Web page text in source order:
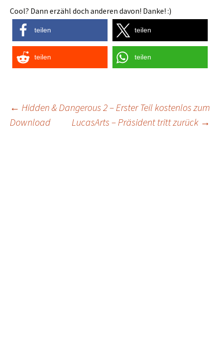
Cool? Dann erzähl doch anderen davon! Danke! :)
teilen teilen
teilen teilen
Post
← Hidden & Dangerous 2 – Erster Teil kostenlos zum
Download
LucasArts – Präsident tritt zurück →